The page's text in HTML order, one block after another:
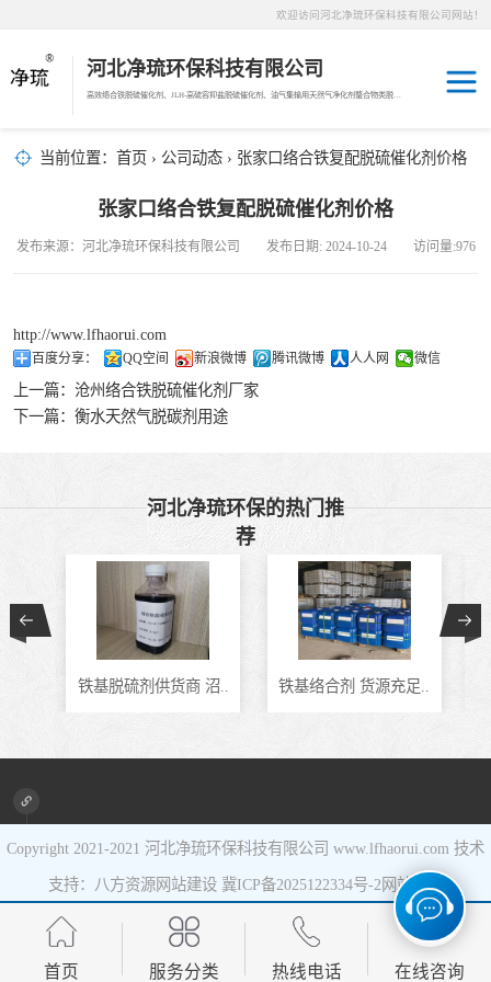
欢迎访问河北净琉环保科技有限公司网站！
河北净琉环保科技有限公司
高效络合铁脱硫催化剂、JLH-高硫容抑盐脱硫催化剂、油气集输用天然气净化剂螯合物类脱硫剂，液相氧化还原脱硫催化剂、液相氧化还原脱硫补充剂、液相氧化还原脱硫溶液分散剂、JL-12活化MDEA脱碳剂、JL-14深度脱碳剂、沼气脱硫剂、焦油破乳剂
当前位置： 首页 › 公司动态 › 张家口络合铁复配脱硫催化剂价格
张家口络合铁复配脱硫催化剂价格
发布来源：河北净琉环保科技有限公司 发布日期: 2024-10-24 访问量:976
http://www.lfhaorui.com
百度分享： QQ空间 新浪微博 腾讯微博 人人网 微信
上一篇： 沧州络合铁脱硫催化剂厂家
下一篇： 衡水天然气脱碳剂用途
河北净琉环保的热门推
荐
铁基脱硫剂供货商 沼.. 铁基络合剂 货源充足..
Copyright 2021-2021 河北净琉环保科技有限公司 www.lfhaorui.com 技术
支持：八方资源 网站建设 冀ICP备2025122334号-2 网站地图
首页 服务分类 热线电话 在线咨询
天然气脱碳剂
沼气脱硫剂
剂
天然气脱硫剂
羰基硫脱除催化
液相氧化还原脱
硫补充剂
油气集输用天然
气净化剂螯合物
硫酸锰系复合型